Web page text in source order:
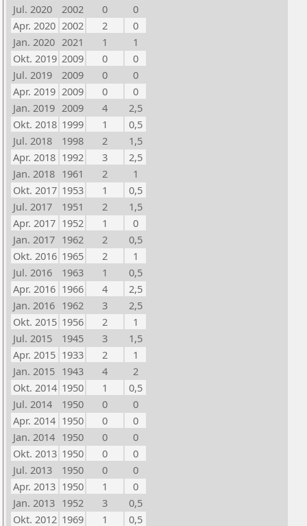
Jul. 2020
2002 0
0
Apr. 2020 2002 2
0
Jan. 2020 2021 1
1
Okt. 2019 2009 0
0
Jul. 2019
2009 0
0
Apr. 2019 2009 0
0
Jan. 2019 2009 4
2,5
Okt. 2018 1999 1
0,5
Jul. 2018
1998 2
1,5
Apr. 2018 1992 3
2,5
Jan. 2018 1961 2
1
Okt. 2017 1953 1
0,5
Jul. 2017
1951 2
1,5
Apr. 2017 1952 1
0
Jan. 2017 1962 2
0,5
Okt. 2016 1965 2
1
Jul. 2016
1963 1
0,5
Apr. 2016 1966 4
2,5
Jan. 2016 1962 3
2,5
Okt. 2015 1956 2
1
Jul. 2015
1945 3
1,5
Apr. 2015 1933 2
1
Jan. 2015 1943 4
2
Okt. 2014 1950 1
0,5
Jul. 2014
1950 0
0
Apr. 2014 1950 0
0
Jan. 2014 1950 0
0
Okt. 2013 1950 0
0
Jul. 2013
1950 0
0
Apr. 2013 1950 1
0
Jan. 2013 1952 3
0,5
Okt. 2012 1969 1
0,5